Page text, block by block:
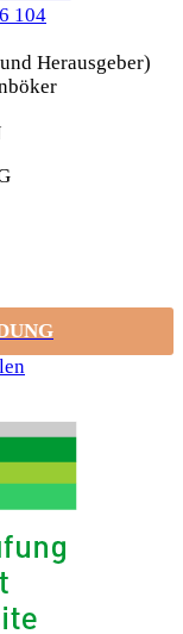
104
Herausgeber)